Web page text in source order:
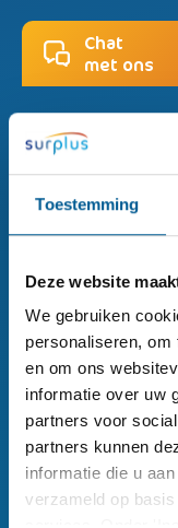
Toestemming
Deze website
We gebruiken
personaliseren,
en om ons
informatie over uw
partners voor
partners kunnen
informatie die u
verzameld op
Chat
met ons
076 - 208 28 00
Leuvenaarstraat 91,
Postbus 90103
Breda
Plan je route via